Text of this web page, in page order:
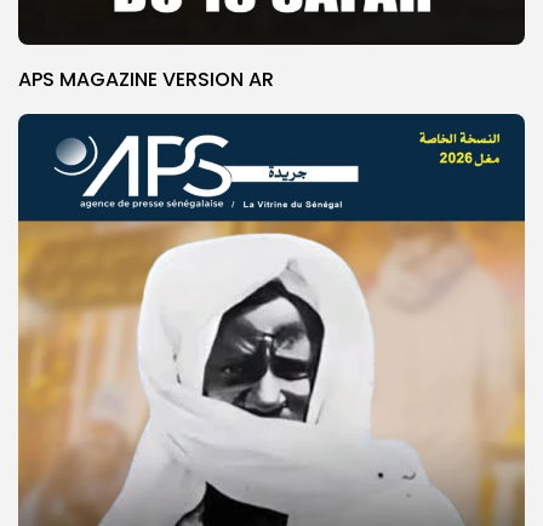
© Copyright 2025, APS
APS MAGAZINE VERSION AR